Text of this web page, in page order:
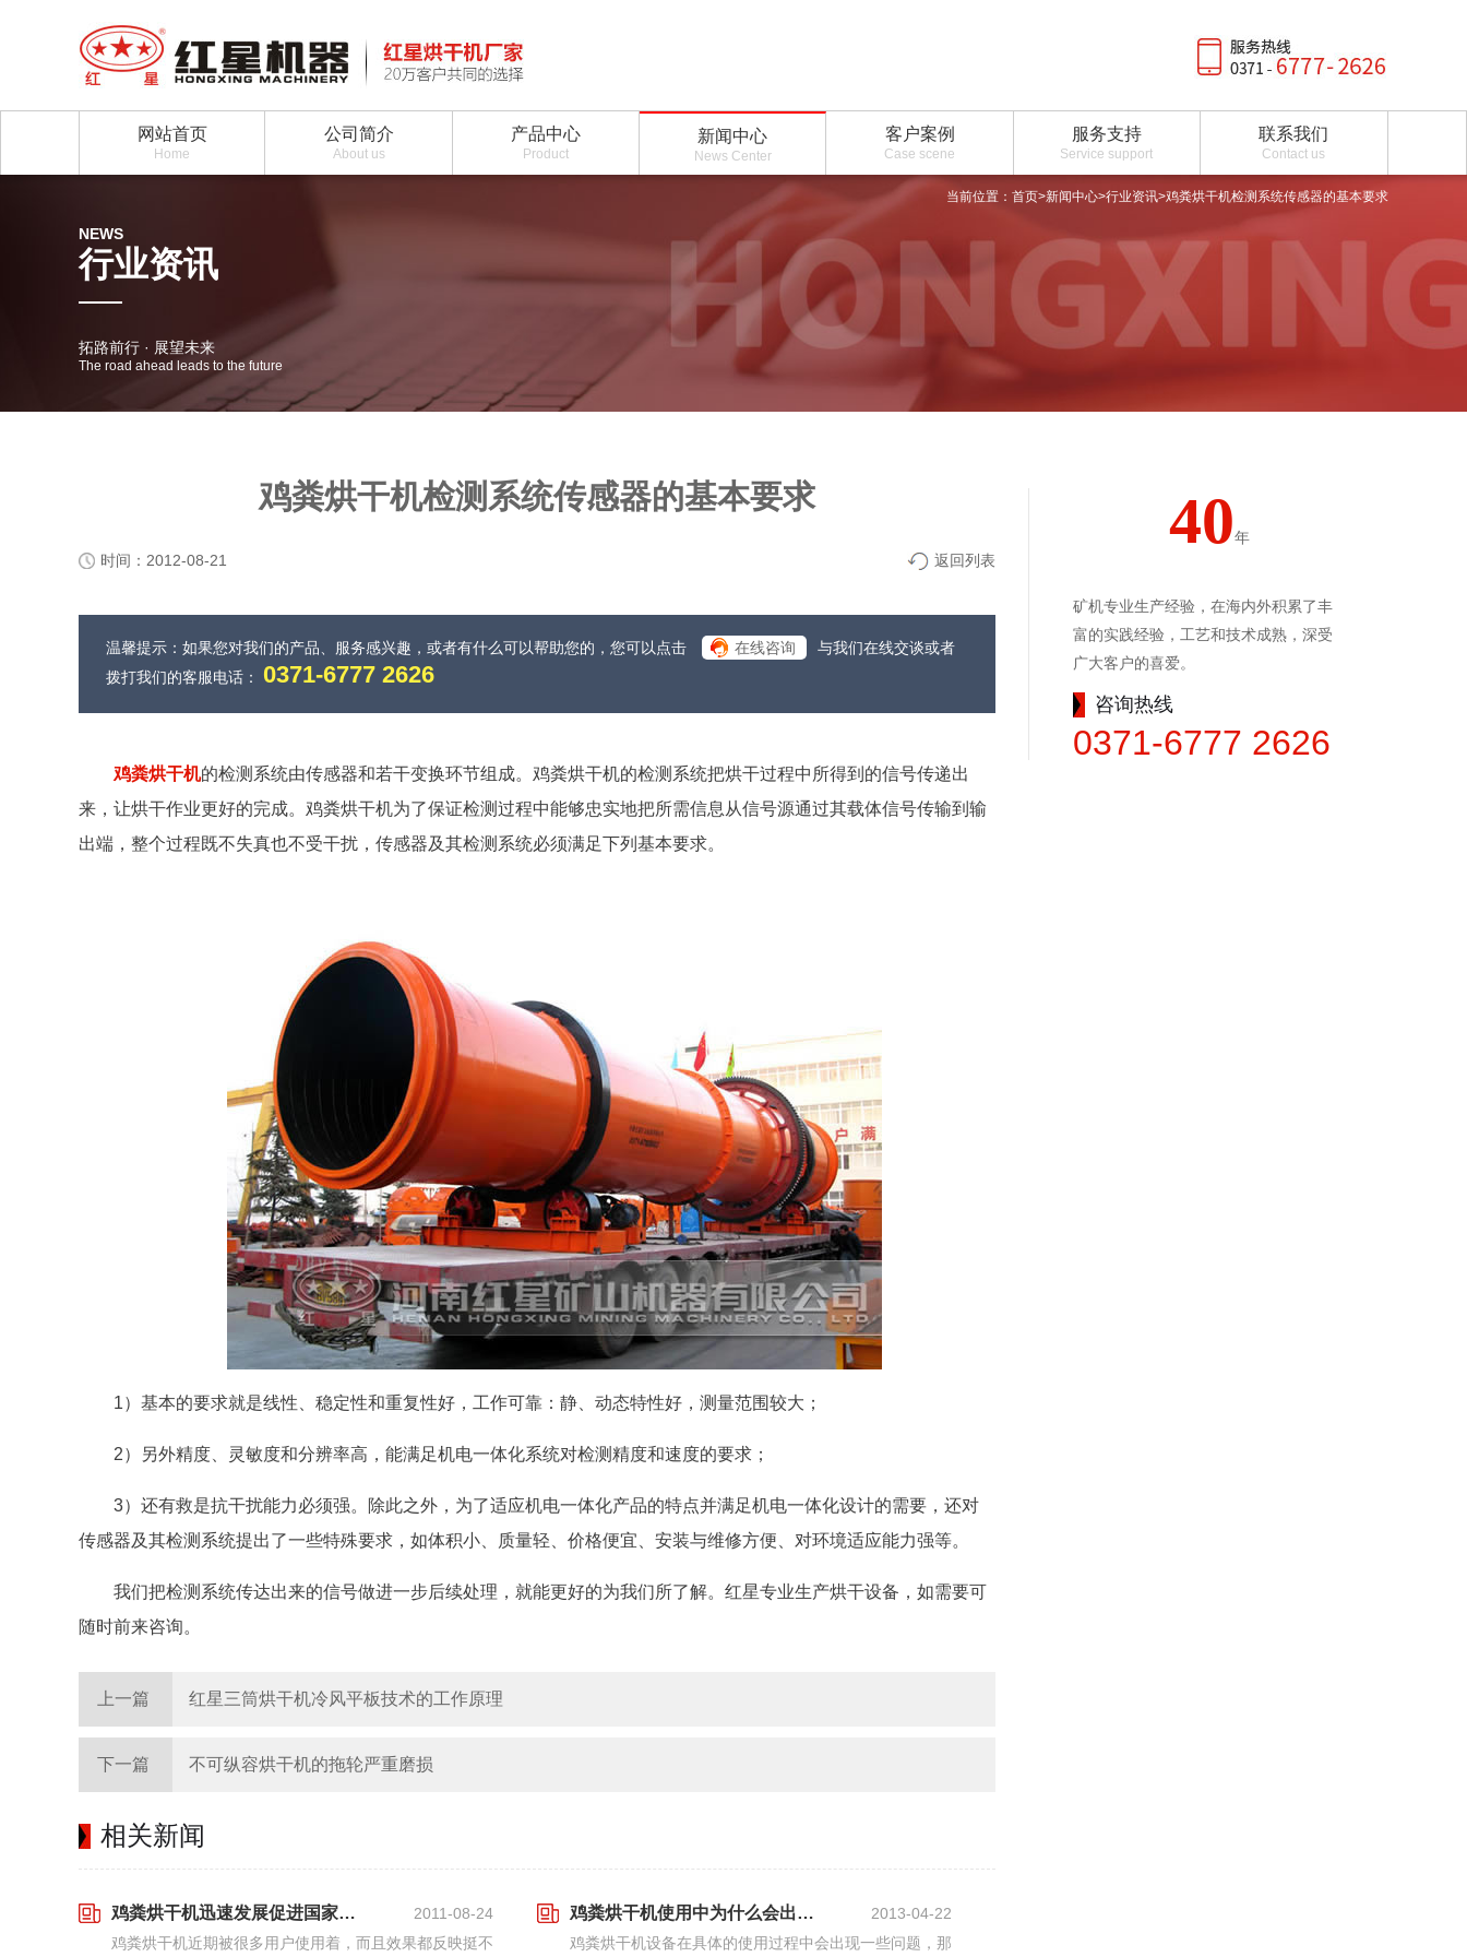
网站首页
Home
公司简介
About us
产品中心
Product
新闻中心
News Center
客户案例
Case scene
服务支持
Service support
联系我们
Contact us
当前位置： 首页>新闻中心>行业资讯>鸡粪烘干机检测系统传感器的基本要求
NEWS
行业资讯
拓路前行 · 展望未来
The road ahead leads to the future
鸡粪烘干机检测系统传感器的基本要求
时间：2012-08-21 返回列表
温馨提示：如果您对我们的产品、服务感兴趣，或者有什么可以帮助您的，您可以点击 在线咨询
与我们在线交谈或者
拨打我们的客服电话： 0371-6777 2626
鸡粪烘干机的检测系统由传感器和若干变换环节组成。鸡粪烘干机的检测系统把烘干过程中所得到的信号传递出
来，让烘干作业更好的完成。鸡粪烘干机为了保证检测过程中能够忠实地把所需信息从信号源通过其载体信号传输到输
出端，整个过程既不失真也不受干扰，传感器及其检测系统必须满足下列基本要求。
1）基本的要求就是线性、稳定性和重复性好，工作可靠：静、动态特性好，测量范围较大；
2）另外精度、灵敏度和分辨率高，能满足机电一体化系统对检测精度和速度的要求；
3）还有救是抗干扰能力必须强。除此之外，为了适应机电一体化产品的特点并满足机电一体化设计的需要，还对
传感器及其检测系统提出了一些特殊要求，如体积小、质量轻、价格便宜、安装与维修方便、对环境适应能力强等。
我们把检测系统传达出来的信号做进一步后续处理，就能更好的为我们所了解。红星专业生产烘干设备，如需要可
随时前来咨询。
上一篇 红星三筒烘干机冷风平板技术的工作原理
下一篇 不可纵容烘干机的拖轮严重磨损
相关新闻
鸡粪烘干机迅速发展促进国家经济的发展
2011-08-24
鸡粪烘干机近期被很多用户使用着，而且效果都反映挺不
鸡粪烘干机使用中为什么会出现种种问题？
2013-04-22
鸡粪烘干机设备在具体的使用过程中会出现一些问题，那
40年
矿机专业生产经验，在海内外积累了丰
富的实践经验，工艺和技术成熟，深受
广大客户的喜爱。
咨询热线
0371-6777 2626